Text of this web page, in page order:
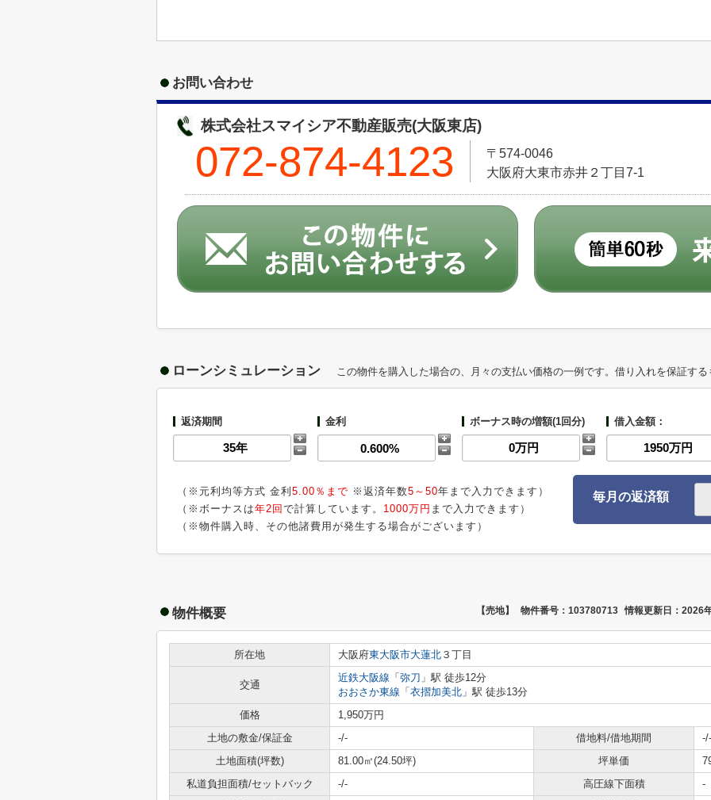
お問い合わせ
株式会社スマイシア不動産販売(大阪東店)
072-874-4123
〒574-0046
大阪府大東市赤井２丁目7-1
ローンシミュレーション この物件を購入した場合の、月々の支払い価格の一例です。借り入れを保証す
返済期間 金利 ボーナス時の増額(1回分) 借入金額：
（※元利均等方式 金利 5.00％まで ※返済年数5～50年まで入力できます）
（※ボーナスは年2回 で計算しています。 1000万円 まで入力できます）
（※物件購入時、その他諸費用が発生する場合がございます）
毎月の返済額
物件概要 【売地】 物件番号：103780713 情報更新日：2026
所在地 大阪府東大阪市大蓮北 ３丁目
交通
近鉄大阪線 「 弥刀 」駅 徒歩12分
おおさか東線 「 衣摺加美北 」駅 徒歩13分
価格
1,950万円
土地の敷金/保証金
-/- 借地料/借地期間
-/-
土地面積(坪数)
81.00㎡(24.50坪) 坪単価
私道負担面積/セットバック
-/- 高圧線下面積
-